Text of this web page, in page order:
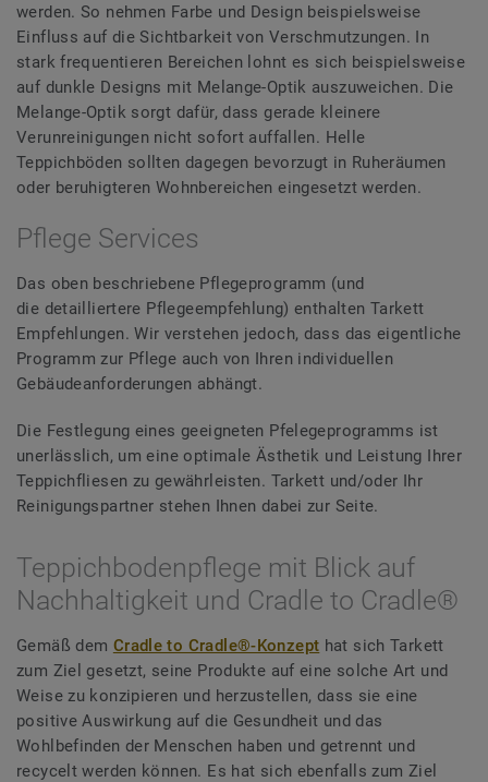
werden. So nehmen Farbe und Design beispielsweise
Einfluss auf die Sichtbarkeit von Verschmutzungen. In
stark frequentieren Bereichen lohnt es sich beispielsweise
auf dunkle Designs mit Melange-Optik auszuweichen. Die
Melange-Optik sorgt dafür, dass gerade kleinere
Verunreinigungen nicht sofort auffallen. Helle
Teppichböden sollten dagegen bevorzugt in Ruheräumen
oder beruhigteren Wohnbereichen eingesetzt werden.
Pflege Services
Das oben beschriebene Pflegeprogramm (und
die detailliertere Pflegeempfehlung) enthalten Tarkett
Empfehlungen. Wir verstehen jedoch, dass das eigentliche
Programm zur Pflege auch von Ihren individuellen
Gebäudeanforderungen abhängt.
Die Festlegung eines geeigneten Pfelegeprogramms ist
unerlässlich, um eine optimale Ästhetik und Leistung Ihrer
Teppichfliesen zu gewährleisten. Tarkett und/oder Ihr
Reinigungspartner stehen Ihnen dabei zur Seite.
Teppichbodenpflege mit Blick auf
Nachhaltigkeit und Cradle to Cradle®
Gemäß dem Cradle to Cradle®-Konzept hat sich Tarkett
zum Ziel gesetzt, seine Produkte auf eine solche Art und
Weise zu konzipieren und herzustellen, dass sie eine
positive Auswirkung auf die Gesundheit und das
Wohlbefinden der Menschen haben und getrennt und
recycelt werden können. Es hat sich ebenfalls zum Ziel